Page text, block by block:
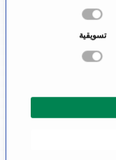
تسويقيةالعضلات
بالإضافة
، بحيث